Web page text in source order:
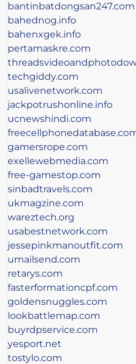
bantinbatdongsan247.com
bahednog.info
bahenxgek.info
pertamaskre.com
techgiddy.com
usalivenetwork.com
jackpotrushonline.info
ucnewshindi.com
gamersrope.com
exellewebmedia.com
free-gamestop.com
sinbadtravels.com
ukmagzine.com
wareztech.org
usabestnetwork.com
jessepinkmanoutfit.com
umailsend.com
retarys.com
fasterformationcpf.com
goldensnuggles.com
lookbattlemap.com
buyrdpservice.com
yesport.net
tostylo.com